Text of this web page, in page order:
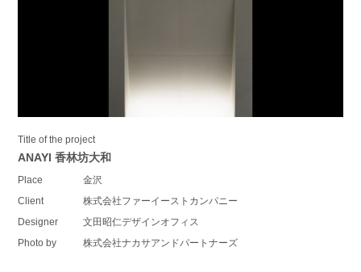
Title of the project
ANAYI 香林坊大和
Place
金沢
Client
株式会社ファーイーストカンパニー
Designer
文田昭仁デザインオフィス
Photo by
株式会社ナカサアンドパートナーズ